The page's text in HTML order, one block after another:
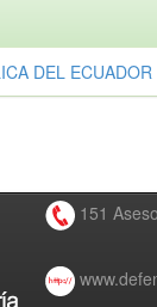
DEL ECUADOR
151